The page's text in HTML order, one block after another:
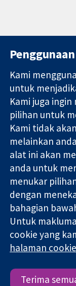
Bukti yang
dipercayai.
keputusan
termaklum
Kesihatan yang
lebih baik
Kolaborasi Cochrane
sebuah syarikat
berdaftar di England
2127 49.
Hak Cipta © 2026
Terma & Syarat
cookie|Tetapan
Kami
untuk
Kami juga
pilihan untuk
Kami tidak
melainkan
alat ini akan
anda untuk
menukar
dengan
bahagian
Untuk
cookie yang
halaman cookie
Terima